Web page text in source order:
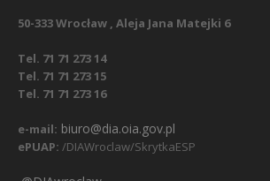
50-333 Wrocław , Aleja Jana Matejki 6
Tel. 71 71 273 14
Tel. 71 71 273 15
Tel. 71 71 273 16
e-mail: biuro@dia.oia.gov.pl
ePUAP: /DIAWroclaw/SkrytkaESP